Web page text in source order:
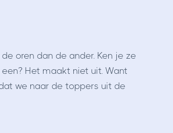
oren dan de ander. Ken je ze
Het maakt niet uit. Want
we naar de toppers uit de